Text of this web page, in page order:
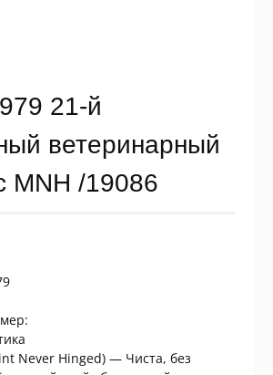
21-й
ветеринарный
MNH /19086
Never Hinged) — Чиста, без